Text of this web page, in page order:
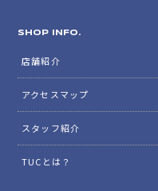
SHOP INFO.
店舗紹介
アクセスマップ
スタッフ紹介
TUCとは？